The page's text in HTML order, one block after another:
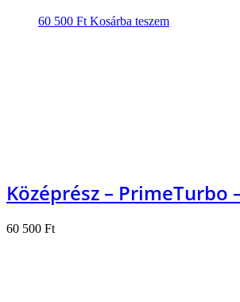
60 500 Ft Kosárba teszem
Középrész – PrimeTurbo
60 500 Ft